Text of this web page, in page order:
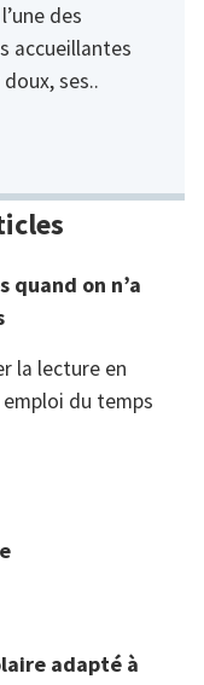
des
accueillantes
ses..
on n’a
la lecture en
du temps
adapté à